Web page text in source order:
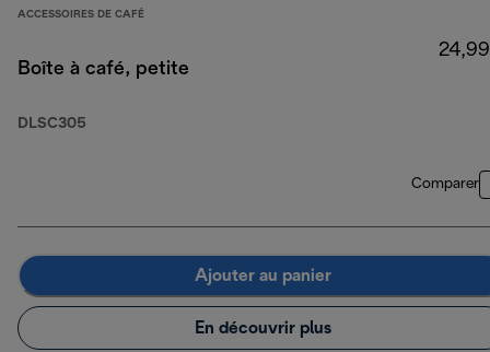
ACCESSOIRES DE CAFÉ
Boîte à café, petite
DLSC305
Comparer
Ajouter au panier
En découvrir plus